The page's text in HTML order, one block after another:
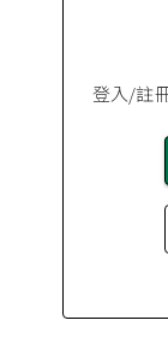
登入/註